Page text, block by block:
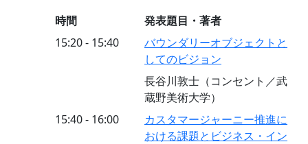
時間
発表題目・著者
15:20 - 15:40
バウンダリーオブジェクトと
してのビジョン
長谷川敦士（コンセント／武
蔵野美術大学）
15:40 - 16:00
カスタマージャーニー推進に
おける課題とビジネス・イン